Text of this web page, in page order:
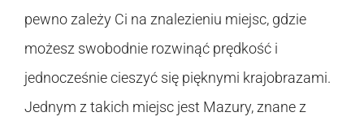
pewno zależy Ci na znalezieniu miejsc, gdzie
możesz swobodnie rozwinąć prędkość i
jednocześnie cieszyć się pięknymi krajobrazami.
Jednym z takich miejsc jest Mazury, znane z